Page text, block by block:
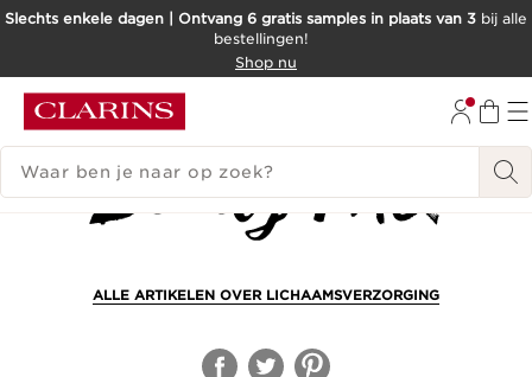
DOORGAAN NAAR INHOUD
Slechts enkele dagen | Ontvang 6 gratis samples in plaats van 3 bij alle
bestellingen!
Shop nu
ZOEKGESCHIEDENIS
ALLE ARTIKELEN OVER LICHAAMSVERZORGING